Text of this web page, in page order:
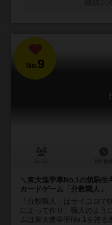
No.9
＼東大進学率No.1の筑駒生
カードゲーム「分数職人」
「分数職人」はサイコロ
によって作り、職人のよう
ムは東大進学率No.1を誇る